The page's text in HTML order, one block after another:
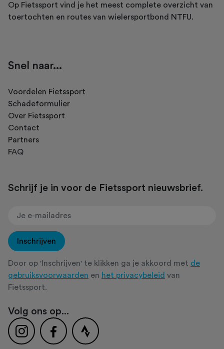
Op Fietssport vind je het meest complete overzicht van
toertochten en routes van wielersportbond NTFU.
Snel naar...
Voordelen Fietssport
Schadeformulier
Over Fietssport
Contact
Partners
FAQ
Schrijf je in voor de Fietssport nieuwsbrief.
Inschrijven
Door op 'Inschrijven' te klikken ga je akkoord met de
gebruiksvoorwaarden en het privacybeleid van
Fietssport.
Volg ons op...